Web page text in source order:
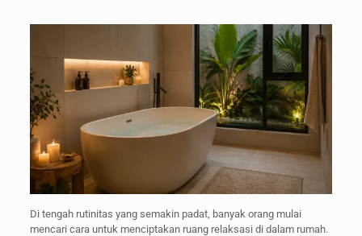
Di tengah rutinitas yang semakin padat, banyak orang mulai
mencari cara untuk menciptakan ruang relaksasi di dalam rumah.